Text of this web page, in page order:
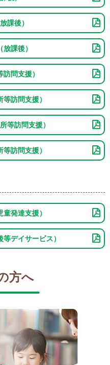
課後）
課後）
問支援）
訪問支援）
等訪問支援）
訪問支援）
発達支援）
デイサービス）
方へ